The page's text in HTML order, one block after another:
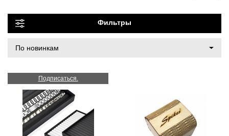
Фильтры
Подписаться.